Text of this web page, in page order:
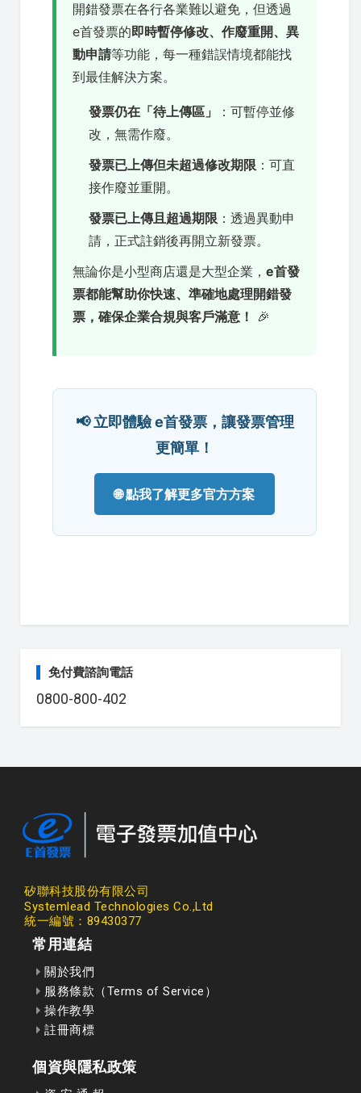
開錯發票在各行各業難以避免，但透過
e首發票的即時暫停修改、作廢重開、異
動申請等功能，每一種錯誤情境都能找
到最佳解決方案。
發票仍在「待上傳區」
：可暫停並修
改，無需作廢。
發票已上傳但未超過修改期限 ：可直
接作廢並重開。
發票已上傳且超過期限 ：透過異動申
請，正式註銷後再開立新發票。
無論你是小型商店還是大型企業， e首發
票都能幫助你快速、準確地處理開錯發
票，確保企業合規與客戶滿意！
🎉
📢 立即體驗 e首發票，讓發票管理
更簡單！
🌐 點我了解更多官方方案
免付費諮詢電話
0800-800-402
矽聯科技股份有限公司
Systemlead Technologies Co.,Ltd
統一編號：89430377
常用連結
關於我們
服務條款（Terms of Service）
操作教學
註冊商標
個資與隱私政策